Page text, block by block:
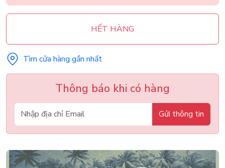
HẾT HÀNG
Tìm cửa hàng gần nhất
Thông báo khi có hàng
Gửi thông tin